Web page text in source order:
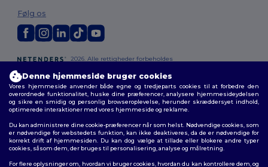
2026. Alle rettigheder forbeholdes
Vilkår og Betingelser
cookies|Sitemap
Følg os
Denne hjemmeside bruger cookies
Vores hjemmeside anvender både egne og tredjeparts cookies til at forbedre den
overordnede funktionalitet, huske dine præferencer, analysere hjemmesideydelsen
og sikre en smidig og personlig browseroplevelse, herunder skræddersyet indhold,
optimerede interaktioner med vores hjemmeside og reklame.
Du kan administrere dine cookie-præferencer når som helst. Nødvendige cookies, som
er nødvendige for webstedets funktion, kan ikke deaktiveres, da de er nødvendige for
korrekt drift af hjemmesiden. Du kan dog vælge at tillade eller blokere andre typer
cookies, såsom dem, der bruges til personalisering, analyse og målretning.
For flere oplysninger om, hvordan vi bruger cookies, hvordan du kan kontrollere dem, og